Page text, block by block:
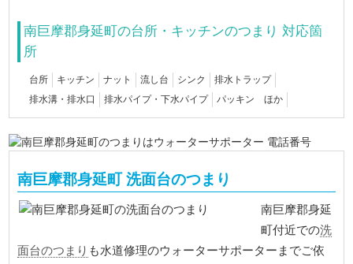
南巨摩郡身延町の台所・キッチンのつまり 対応箇
所
台所 キッチン ナット 流し台 シンク
排水トラップ
排水溝・排水口
排水パイプ・下水パイプ パッキン ほか
南巨摩郡身延町 洗面台のつまり
南巨摩郡身延
町付近での洗
面台のつまり も水道修理のウォーターサポーターまでご依